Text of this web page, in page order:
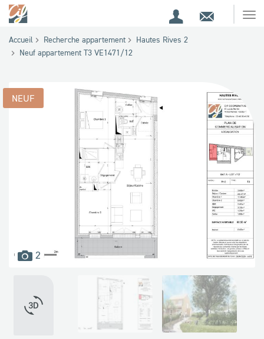
Espace
Espace
client
Contact
Accueil Recherche appartement
Hautes Rives 2
Neuf appartement T3 VE1471/12
NEUF
2 images
VOIR LA VISITE 360°